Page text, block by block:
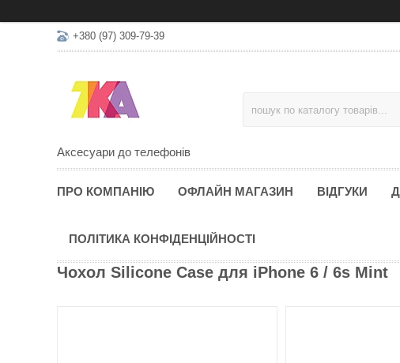
+380 (97) 309-79-39
Аксесуари до телефонів
ПРО КОМПАНІЮ ОФЛАЙН МАГАЗИН ВІДГУКИ
ПОЛІТИКА КОНФІДЕНЦІЙНОСТІ
Чохол Silicone Case для iPhone 6 / 6s Mint